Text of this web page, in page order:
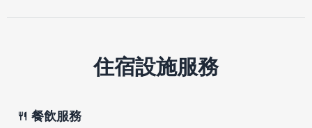
住宿設施服務
餐飲服務